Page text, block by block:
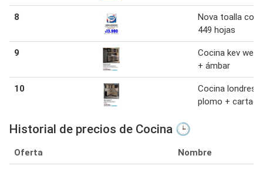
8
Nova toalla
449 hojas
9
Cocina kev
+ ámbar
10
Cocina londres
plomo +
Historial de precios de Cocina 🕒
Oferta Nombre